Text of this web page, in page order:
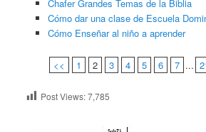
Chafer Grandes Temas de la Biblia
Cómo dar una clase de Escuela
Cómo Enseñar al niño a aprender
<< 1 2 3 4 5 6 7 ...
Post Views:7,785